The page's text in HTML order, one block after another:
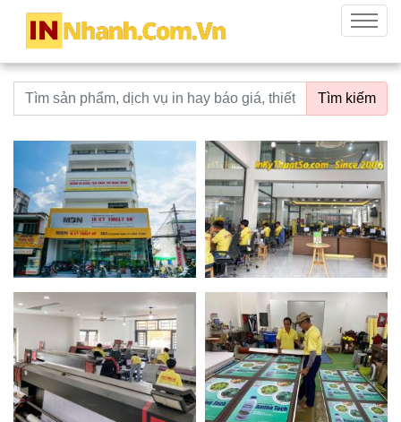
innhanh.com.vn
Menu
Từ khoá tìm kiếm Tìm kiếm